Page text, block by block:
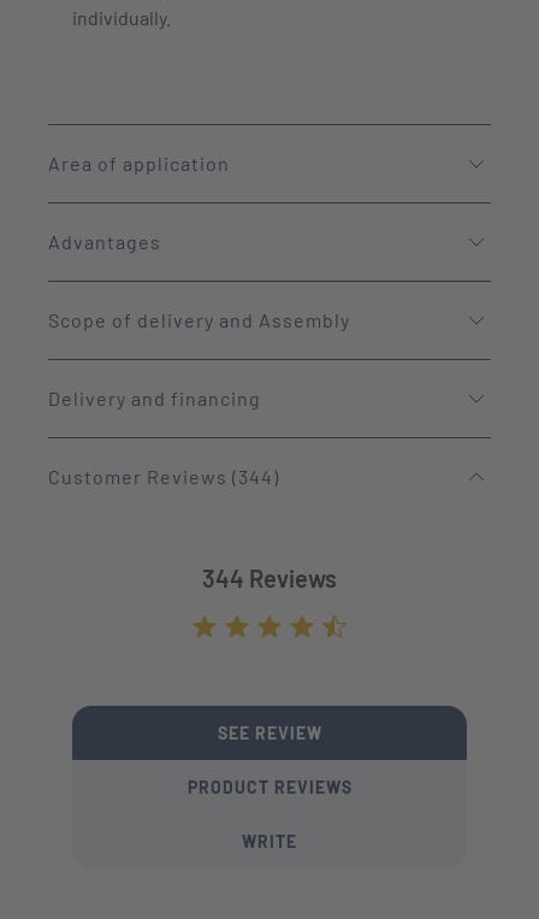
individually.
Area of application
Advantages
Scope of delivery and Assembly
Delivery and financing
Customer Reviews (344)
344 Reviews
SEE REVIEW
PRODUCT REVIEWS
WRITE